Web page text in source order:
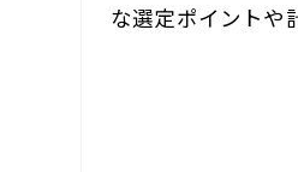
な選定ポイントや